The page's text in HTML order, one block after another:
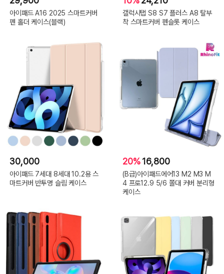
아이패드 A16 2025 스마트커버
펜 홀더 케이스(블랙)
갤럭시탭 S8 S7 플러스 A8 탈부
착 스마트커버 펜슬롯 케이스
30,000
아이패드 7세대 8세대 10.2용 스
마트커버 반투명 슬림 케이스
20%16,800
(B급)아이패드에어13 M2 M3 M
4 프로12.9 5/6 쫄대 커버 분리형
케이스